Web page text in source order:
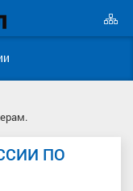
ПО